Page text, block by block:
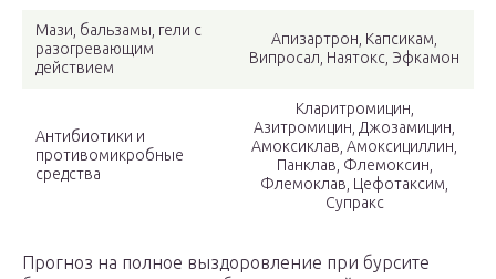
Мази, бальзамы, гели с
разогревающим
действием
Апизартрон, Капсикам,
Випросал, Наятокс, Эфкамон
Антибиотики и
противомикробные
средства
Кларитромицин,
Азитромицин, Джозамицин,
Амоксиклав, Амоксициллин,
Панклав, Флемоксин,
Флемоклав, Цефотаксим,
Супракс
Прогноз на полное выздоровление при бурсите